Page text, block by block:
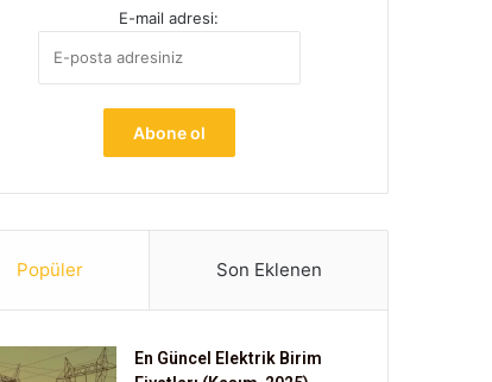
E-mail adresi:
Popüler Son Eklenen
En Güncel Elektrik Birim